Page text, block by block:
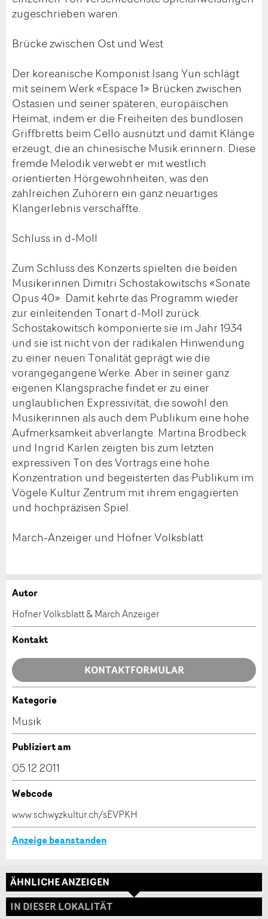
zugeschrieben waren.
Brücke zwischen Ost und West
Der koreanische Komponist Isang Yun schlägt
mit seinem Werk «Espace 1» Brücken zwischen
Ostasien und seiner späteren, europäischen
Heimat, indem er die Freiheiten des bundlosen
Griffbretts beim Cello ausnützt und damit Klänge
erzeugt, die an chinesische Musik erinnern. Diese
fremde Melodik verwebt er mit westlich
orientierten Hörgewohnheiten, was den
zahlreichen Zuhörern ein ganz neuartiges
Klangerlebnis verschaffte.
Schluss in d-Moll
Zum Schluss des Konzerts spielten die beiden
Musikerinnen Dimitri Schostakowitschs «Sonate
Opus 40». Damit kehrte das Programm wieder
zur einleitenden Tonart d-Moll zurück.
Schostakowitsch komponierte sie im Jahr 1934
und sie ist nicht von der radikalen Hinwendung
zu einer neuen Tonalität geprägt wie die
vorangegangene Werke. Aber in seiner ganz
eigenen Klangsprache findet er zu einer
unglaublichen Expressivität, die sowohl den
Musikerinnen als auch dem Publikum eine hohe
Aufmerksamkeit abverlangte. Martina Brodbeck
und Ingrid Karlen zeigten bis zum letzten
expressiven Ton des Vortrags eine hohe
Konzentration und begeisterten das Publikum im
Vögele Kultur Zentrum mit ihrem engagierten
und hochpräzisen Spiel.
March-Anzeiger und Höfner Volksblatt
Anzeige beanstanden
Ihr Feedback wird sehr geschätzt!
Allgemeines Feedback
Anzeige nicht mehr gültig
Anzeige unvollständig
Anzeige weiterempfehlen
Empfehlen Sie diese Anzeige an Freunde weiter.
* Eingabe erforderlich
Autor
Höfner Volksblatt & March Anzeiger
Kontakt
KONTAKTFORMULAR
Kontakt
Verfassen Sie eine Nachricht für die Kontaktpersonen
Adresse
Kategorie
Musik
Publiziert am
05.12.2011
Webcode
www.schwyzkultur.ch/sEVPKH
Anzeige beanstanden
ÄHNLICHE ANZEIGEN
IN DIESER LOKALITÄT